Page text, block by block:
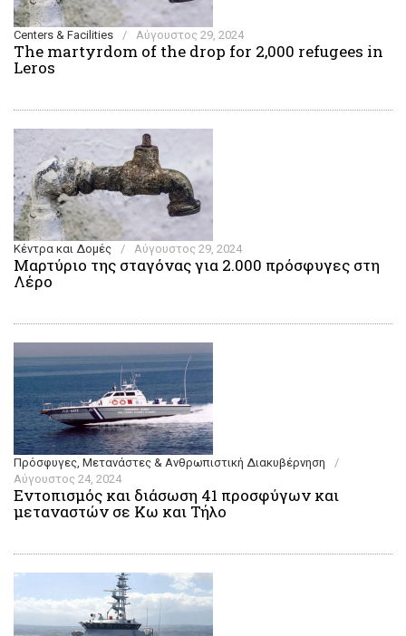
Centers & Facilities / Αύγουστος 29, 2024
The martyrdom of the drop for 2,000 refugees in
Leros
Κέντρα και Δομές / Αύγουστος 29, 2024
Μαρτύριο της σταγόνας για 2.000 πρόσφυγες στη
Λέρο
Πρόσφυγες, Μετανάστες & Ανθρωπιστική Διακυβέρνηση
/
Αύγουστος 24, 2024
Εντοπισμός και διάσωση 41 προσφύγων και
μεταναστών σε Κω και Τήλο